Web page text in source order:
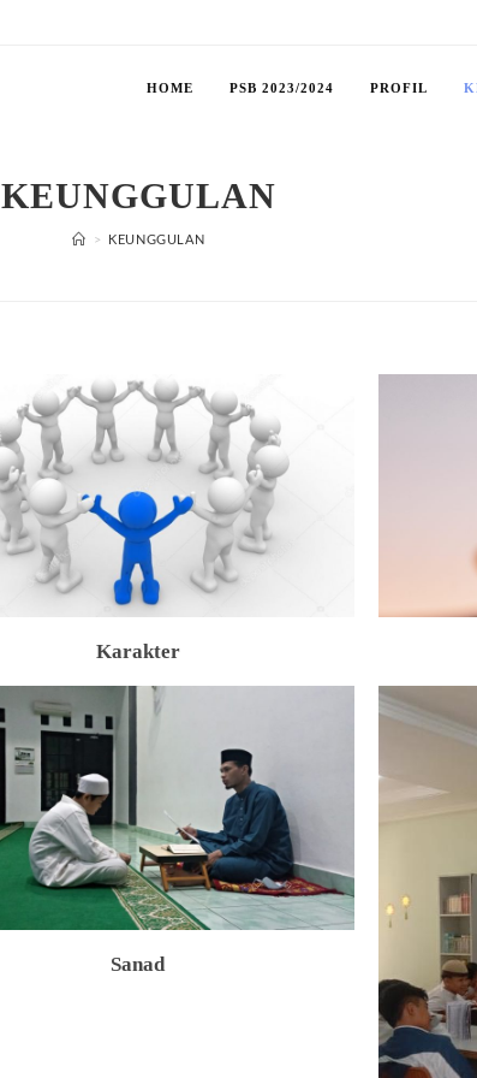
HOME PSB 2023/2024 PROFIL
KEUNGGULAN
> KEUNGGULAN
Karakter
Sanad